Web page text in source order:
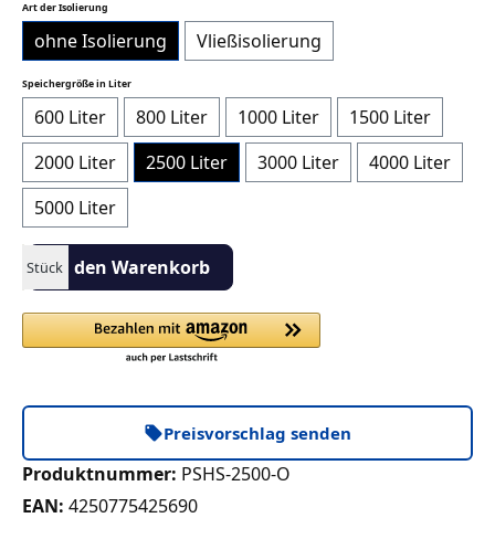
Art der Isolierung
ohne Isolierung Vließisolierung
Speichergröße in Literauswählen
600 Liter 800 Liter 1000 Liter
1500 Liter
2000 Liter
2500 Liter 3000 Liter
4000 Liter
5000 Liter
Produkt Anzahl: Gib den gewünschten Wert ein oder benutze
StückIn den Warenkorb
Preisvorschlag senden
Produktnummer: PSHS-2500-O
EAN: 4250775425690